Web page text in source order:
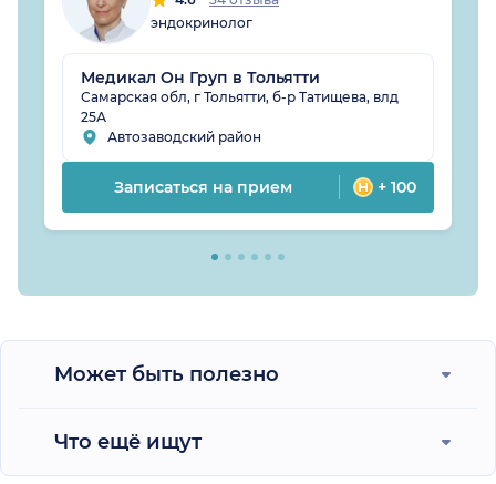
эндокринолог
Медикал Он Груп в Тольятти
Самарская обл, г Тольятти, б-р Татищева, влд
25А
Автозаводский район
Записаться на прием + 100
Может быть полезно
Что ещё ищут